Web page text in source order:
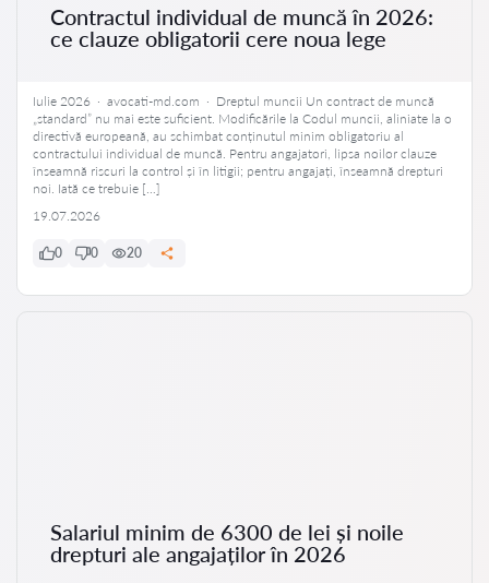
Contractul individual de muncă în 2026:
ce clauze obligatorii cere noua lege
Iulie 2026 · avocati-md.com · Dreptul muncii Un contract de muncă
„standard” nu mai este suficient. Modificările la Codul muncii, aliniate la o
directivă europeană, au schimbat conținutul minim obligatoriu al
contractului individual de muncă. Pentru angajatori, lipsa noilor clauze
înseamnă riscuri la control și în litigii; pentru angajați, înseamnă drepturi
noi. Iată ce trebuie […]
19.07.2026
0 0 20
Salariul minim de 6300 de lei și noile
drepturi ale angajaților în 2026